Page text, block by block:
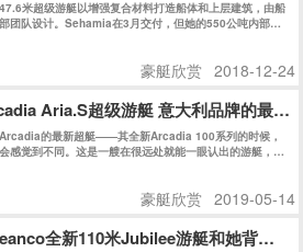
米超级游艇以增强复合材料打造船体和上层建筑，由船
团队设计。Sehamia在3月交付，但她的550公吨内部空
豪艇欣赏 2018-12-24
Aria.S超级游艇 意大利品牌的最新
的最新超艇——其全新Arcadia 100系列的时候，
感觉到不同。这是一艘在很远处就能一眼认出的游艇，即
豪艇欣赏 2019-05-14
全新110米Jubilee游艇和她背后的